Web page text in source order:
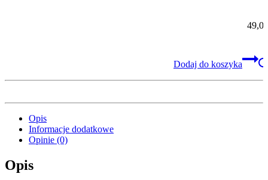
Dodaj do koszyka
Opis
Informacje dodatkowe
Opinie (0)
Opis